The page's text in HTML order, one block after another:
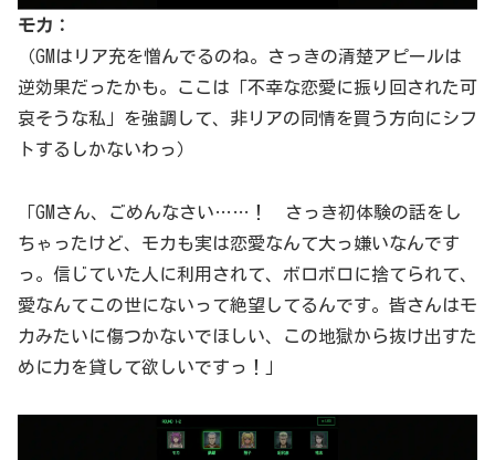
モカ：
（GMはリア充を憎んでるのね。さっきの清楚アピールは
逆効果だったかも。ここは「不幸な恋愛に振り回された可
哀そうな私」を強調して、非リアの同情を買う方向にシフ
トするしかないわっ）
「GMさん、ごめんなさい……！ さっき初体験の話をし
ちゃったけど、モカも実は恋愛なんて大っ嫌いなんです
っ。信じていた人に利用されて、ボロボロに捨てられて、
愛なんてこの世にないって絶望してるんです。皆さんはモ
カみたいに傷つかないでほしい、この地獄から抜け出すた
めに力を貸して欲しいですっ！」